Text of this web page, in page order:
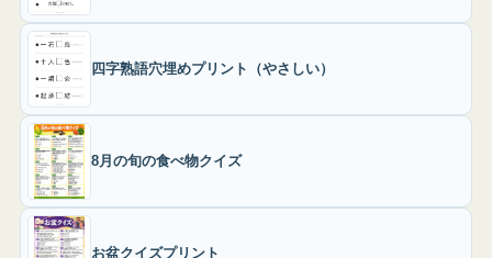
四字熟語穴埋めプリント（やさしい）
8月の旬の食べ物クイズ
お盆クイズプリント